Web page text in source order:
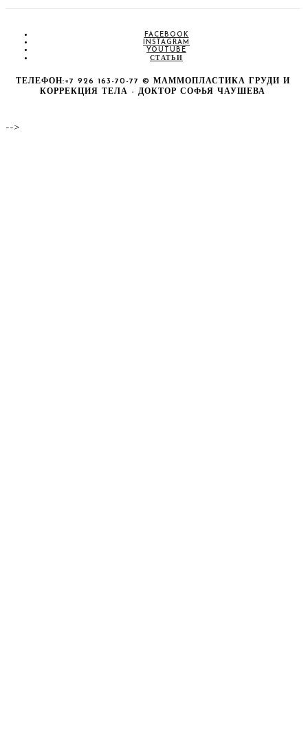
FACEBOOK
INSTAGRAM
YOUTUBE
СТАТЬИ
ТЕЛЕФОН:+7 926 163-70-77 © МАММОПЛАСТИКА ГРУДИ И
КОРРЕКЦИЯ ТЕЛА - ДОКТОР СОФЬЯ ЧАУШЕВА
-->